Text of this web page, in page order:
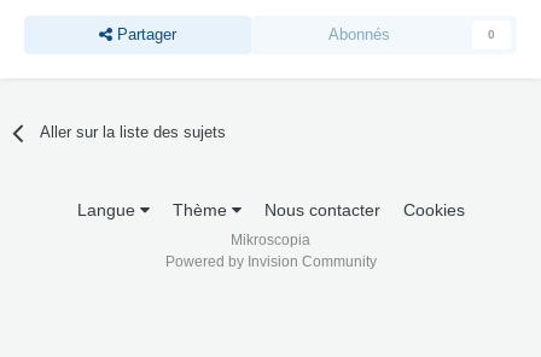
Partager Abonnés 0
Aller sur la liste des sujets
Langue Thème Nous contacter Cookies
Mikroscopia
Powered by Invision Community